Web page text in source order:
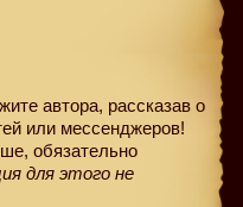
автора, рассказав о
или мессенджеров!
обязательно
для этого не